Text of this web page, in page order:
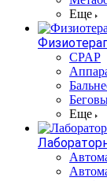
Еще
CPAP
Еще